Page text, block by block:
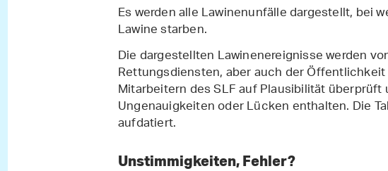
Es werden alle Lawinenunfälle dargestellt, bei
Lawine starben.
Die dargestellten Lawinenereignisse werden
Rettungsdiensten, aber auch der
Mitarbeitern des SLF auf Plausibilität
Ungenauigkeiten oder Lücken enthalten. Die
aufdatiert.
Unstimmigkeiten, Fehler?